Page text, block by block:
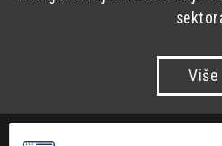
Više